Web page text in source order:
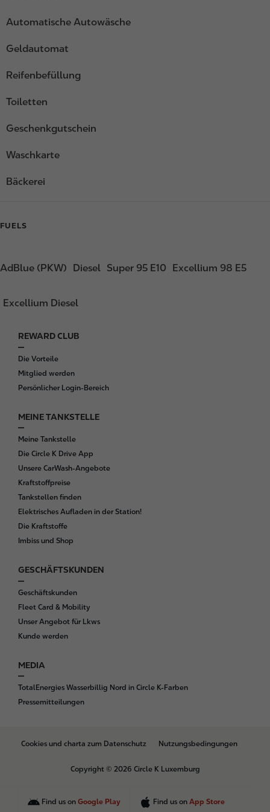
Automatische Autowäsche
Geldautomat
Reifenbefüllung
Toiletten
Geschenkgutschein
Waschkarte
Bäckerei
FUELS
AdBlue (PKW) Diesel Super 95 E10 Excellium 98 E5
Excellium Diesel
F
o
o
t
r
REWARD CLUB
Die Vorteile
Mitglied werden
Persönlicher Login-Bereich
MEINE TANKSTELLE
Meine Tankstelle
Die Circle K Drive App
Unsere CarWash-Angebote
Kraftstoffpreise
Tankstellen finden
Elektrisches Aufladen in der Station!
Die Kraftstoffe
Imbiss und Shop
GESCHÄFTSKUNDEN
Geschäftskunden
Fleet Card & Mobility
Unser Angebot für Lkws
Kunde werden
MEDIA
TotalEnergies Wasserbillig Nord in Circle K-Farben
Pressemitteilungen
B
Cookies und charta zum Datenschutz Nutzungsbedingungen
Copyright © 2026 Circle K Luxemburg
Find us on Google Play Find us on App Store